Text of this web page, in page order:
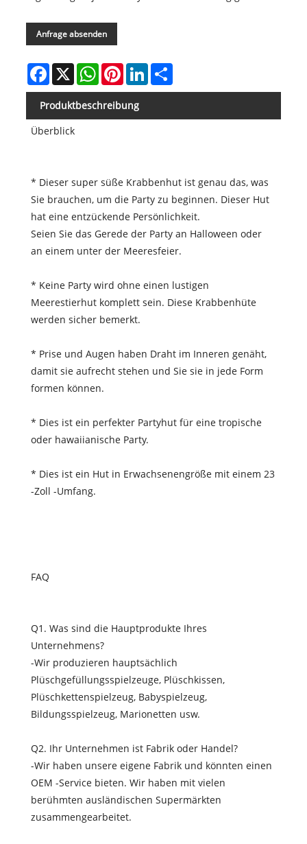
Anfrage absenden
Facebook
X WhatsAppPinterestLinkedInShare
Produktbeschreibung
Überblick
* Dieser super süße Krabbenhut ist genau das, was
Sie brauchen, um die Party zu beginnen. Dieser Hut
hat eine entzückende Persönlichkeit.
Seien Sie das Gerede der Party an Halloween oder
an einem unter der Meeresfeier.
* Keine Party wird ohne einen lustigen
Meerestierhut komplett sein. Diese Krabbenhüte
werden sicher bemerkt.
* Prise und Augen haben Draht im Inneren genäht,
damit sie aufrecht stehen und Sie sie in jede Form
formen können.
* Dies ist ein perfekter Partyhut für eine tropische
oder hawaiianische Party.
* Dies ist ein Hut in Erwachsenengröße mit einem 23
-Zoll -Umfang.
FAQ
Q1. Was sind die Hauptprodukte Ihres
Unternehmens?
-Wir produzieren hauptsächlich
Plüschgefüllungsspielzeuge, Plüschkissen,
Plüschkettenspielzeug, Babyspielzeug,
Bildungsspielzeug, Marionetten usw.
Q2. Ihr Unternehmen ist Fabrik oder Handel?
-Wir haben unsere eigene Fabrik und könnten einen
OEM -Service bieten. Wir haben mit vielen
berühmten ausländischen Supermärkten
zusammengearbeitet.